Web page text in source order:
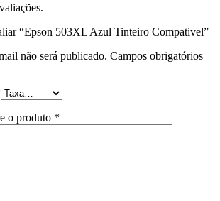
“Epson 503XL Azul Tinteiro Compativel”
não será publicado. Campos obrigatórios
o produto *